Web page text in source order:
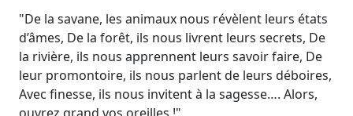
"De la savane, les animaux nous révèlent leurs états
d’âmes, De la forêt, ils nous livrent leurs secrets, De
la rivière, ils nous apprennent leurs savoir faire, De
leur promontoire, ils nous parlent de leurs déboires,
Avec finesse, ils nous invitent à la sagesse…. Alors,